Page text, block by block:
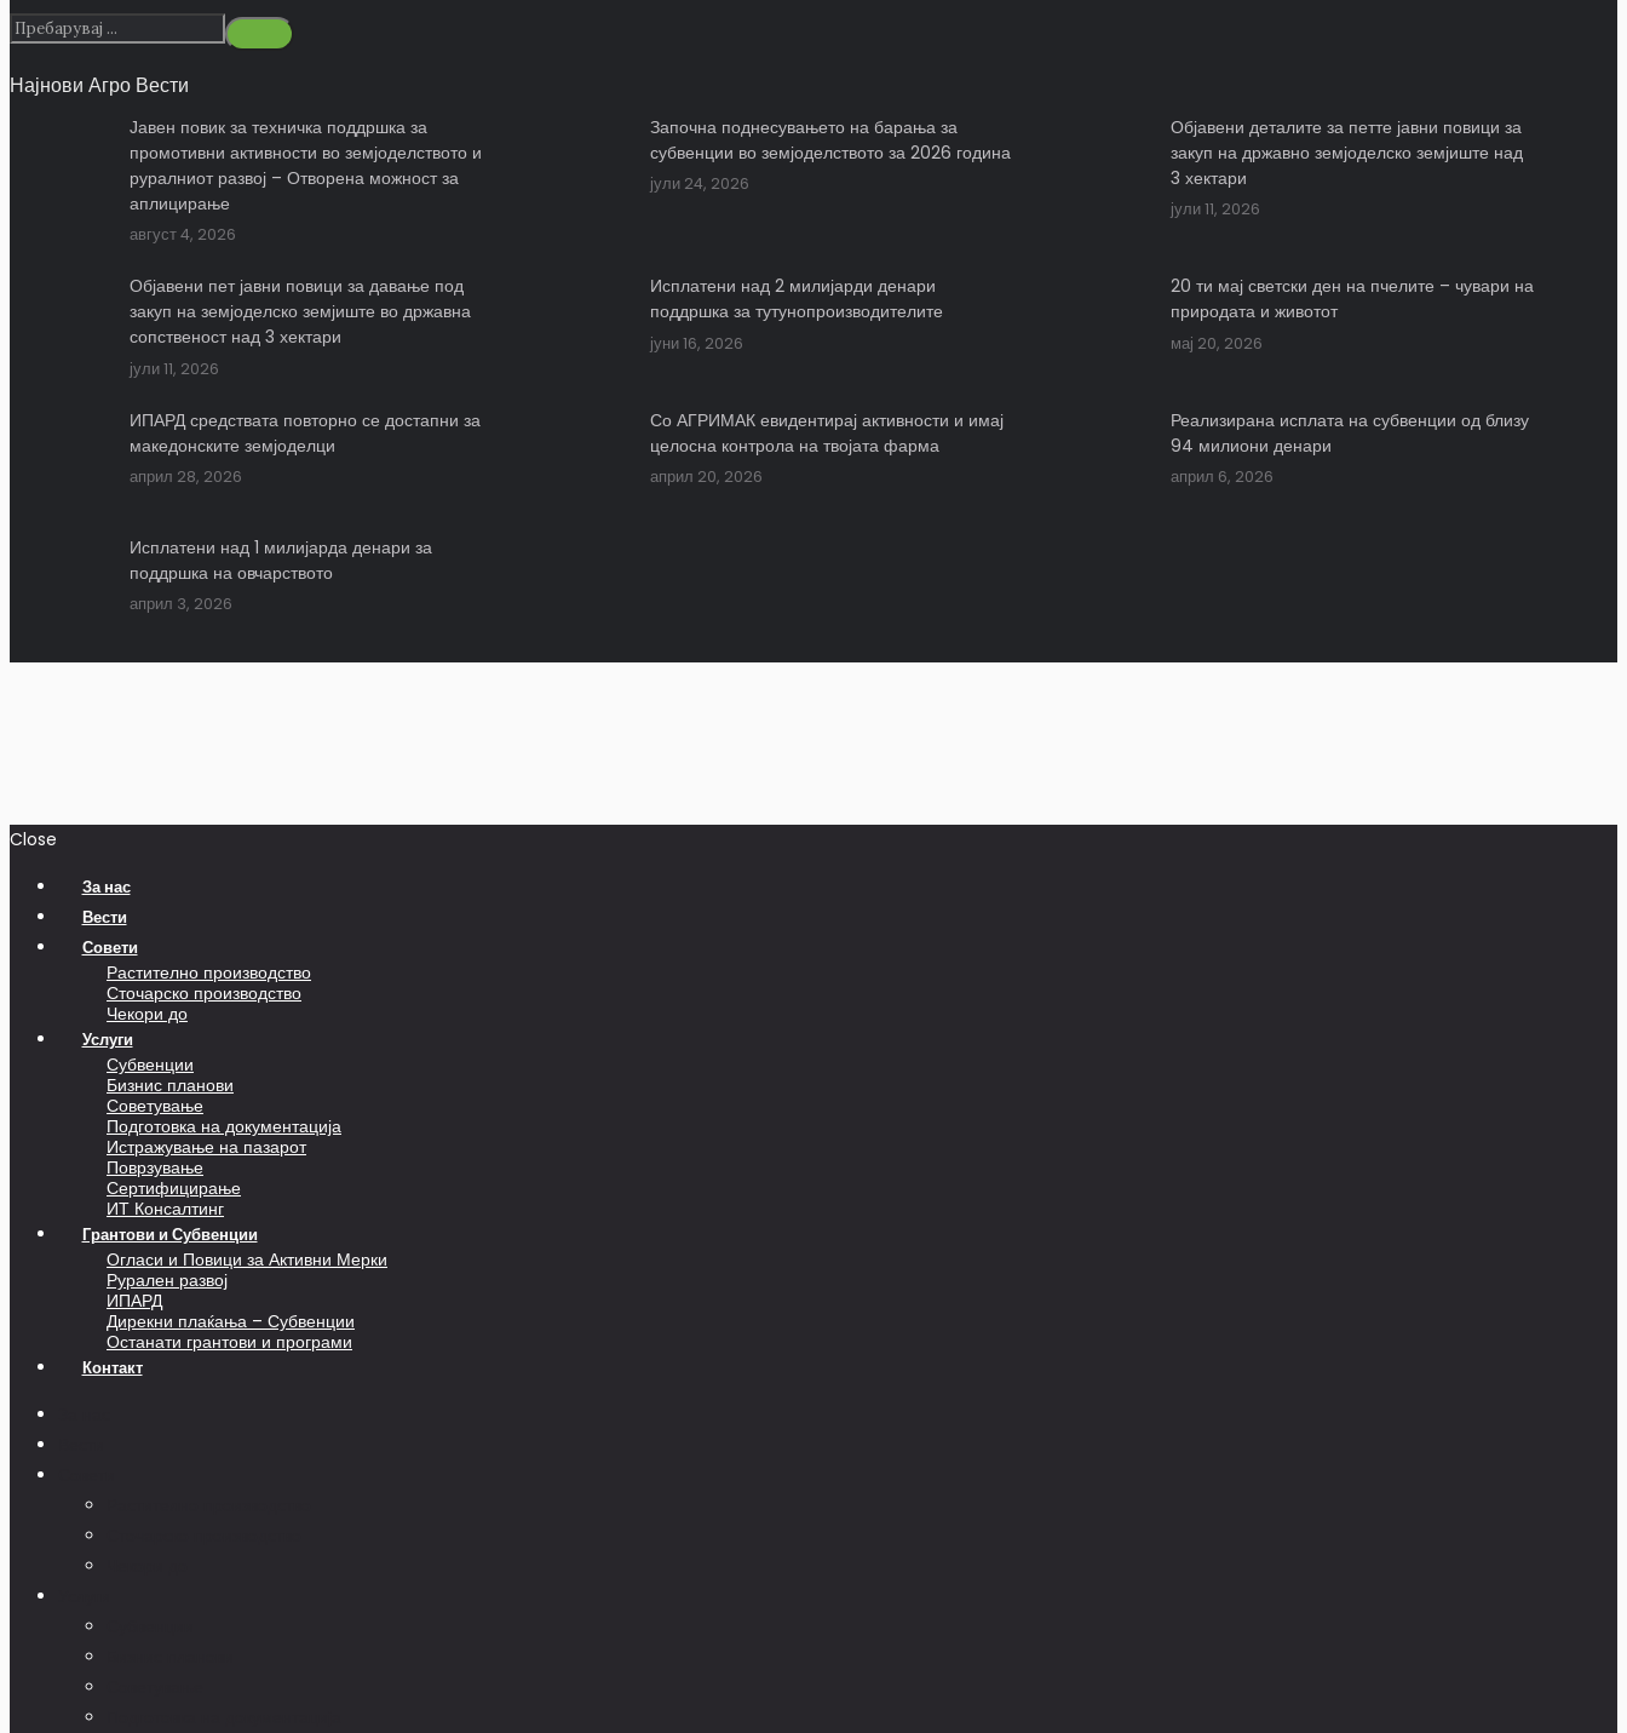
Најнови Агро Вести
Јавен повик за техничка поддршка за
промотивни активности во земјоделството и
руралниот развој – Отворена можност за
аплицирање
август 4, 2026
Започна поднесувањето на барања за
субвенции во земјоделството за 2026 година
јули 24, 2026
Објавени деталите за петте јавни повици за
закуп на државно земјоделско земјиште над
3 хектари
јули 11, 2026
Објавени пет јавни повици за давање под
закуп на земјоделско земјиште во државна
сопственост над 3 хектари
јули 11, 2026
Исплатени над 2 милијарди денари
поддршка за тутунопроизводителите
јуни 16, 2026
20 ти мај светски ден на пчелите – чувари на
природата и животот
мај 20, 2026
ИПАРД средствата повторно се достапни за
македонските земјоделци
април 28, 2026
Со АГРИМАК евидентирај активности и имај
целосна контрола на твојата фарма
април 20, 2026
Реализирана исплата на субвенции од близу
94 милиони денари
април 6, 2026
Исплатени над 1 милијарда денари за
поддршка на овчарството
април 3, 2026
Close
За нас
Вести
Совети
Растително производство
Сточарско производство
Чекори до
Услуги
Субвенции
Бизнис планови
Советување
Подготовка на документација
Истражување на пазарот
Поврзување
Сертифицирање
ИТ Консалтинг
Грантови и Субвенции
Огласи и Повици за Активни Мерки
Рурален развој
ИПАРД
Дирекни плаќања – Субвенции
Останати грантови и програми
Контакт